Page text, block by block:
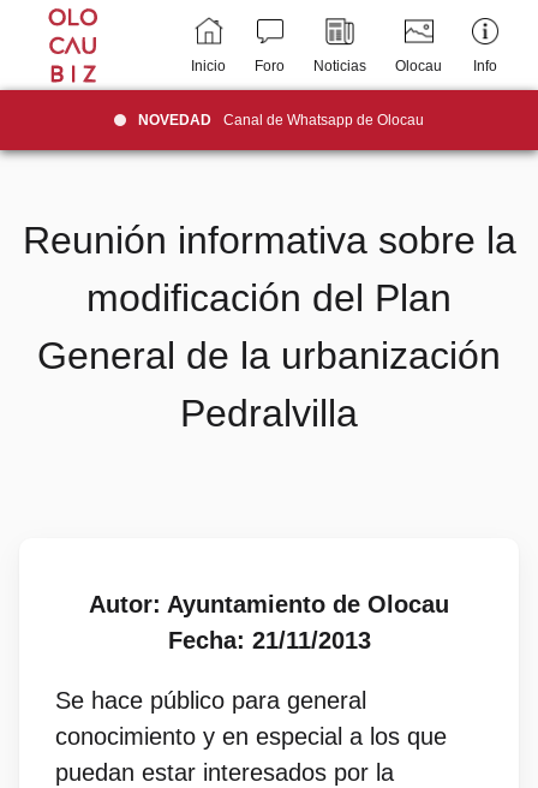
Inicio Foro Noticias Olocau Info
NOVEDAD Canal de Whatsapp de Olocau
Reunión informativa sobre la
modificación del Plan
General de la urbanización
Pedralvilla
Autor: Ayuntamiento de Olocau
Fecha: 21/11/2013
Se hace público para general
conocimiento y en especial a los que
puedan estar interesados por la